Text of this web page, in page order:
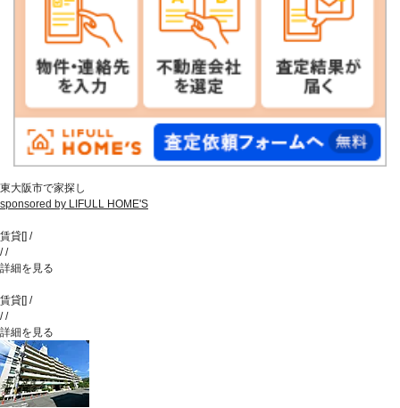
東大阪市で家探し
sponsored by LIFULL HOME'S
賃貸[] /
//
詳細を見る
賃貸[] /
//
詳細を見る